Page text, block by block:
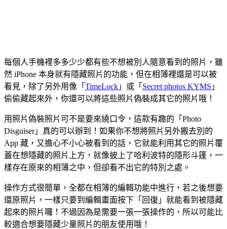
每個人手機裡多多少少都有些不想被別人隨意看到的照片，雖
然 iPhone 本身就有隱藏照片的功能，但在相簿裡還是可以被
看見，除了另外用像「 TimeLock 」或「 Secret photos KYMS 」
偷偷藏起來外，你還可以將這些照片偽裝成其它的照片哦！
用照片偽裝照片可不是要來繞口令，這款有趣的「Photo
Disguiser」真的可以辦到！如果你不想將照片另外搬去別的
App 藏，又擔心不小心被看到的話，它就能利用其它的照片覆
蓋在想隱藏的照片上方，就像披上了哈利波特的隱形斗篷，一
樣存在原來的相簿之中，但卻看不出它的特別之處。
操作方式很簡單，全都在相簿的編輯功能中進行，若之後想要
還原照片，一樣只要到編輯畫面按下「回復」就能看到被隱藏
起來的照片囉！不過因為是需要一張一張操作的，所以可能比
較適合想要隱藏少量照片的朋友使用哦！